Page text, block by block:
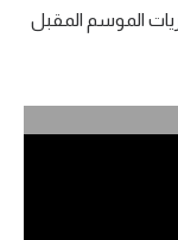
الموسم المقبل